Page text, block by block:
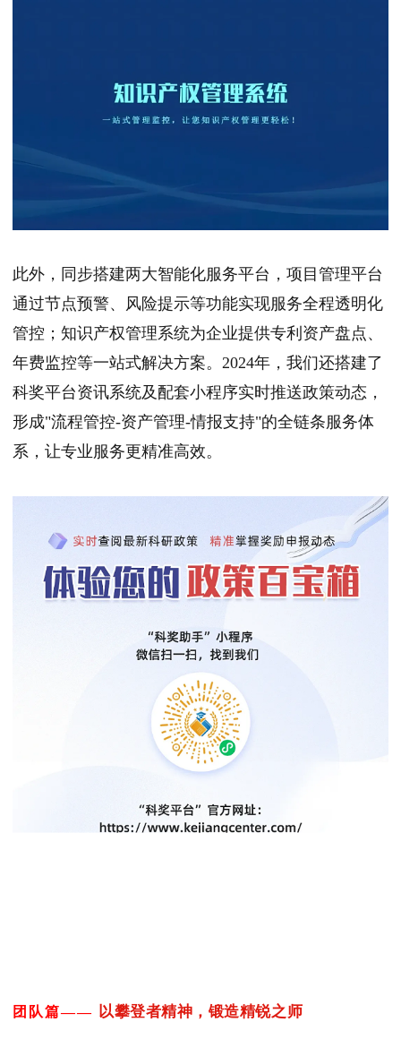
此外，同步搭建两大智能化服务平台，项目管理平台
通过节点预警、风险提示等功能实现服务全程透明化
管控；知识产权管理系统为企业提供专利资产盘点、
年费监控等一站式解决方案。2024年，我们还搭建了
科奖平台资讯系统及配套小程序实时推送政策动态，
形成"流程管控-资产管理-情报支持"的全链条服务体
系，让专业服务更精准高效。
团队篇—— 以攀登者精神，锻造精锐之师